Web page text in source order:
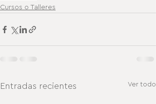
Cursos o Talleres
Entradas recientes Ver todo